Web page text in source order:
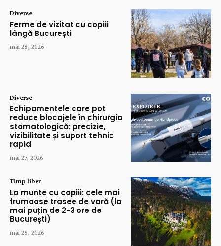
Diverse
Ferme de vizitat cu copiii
lângă București
mai 28, 2026
Diverse
Echipamentele care pot
reduce blocajele în chirurgia
stomatologică: precizie,
vizibilitate și suport tehnic
rapid
mai 27, 2026
Timp liber
La munte cu copiii: cele mai
frumoase trasee de vară (la
mai puțin de 2-3 ore de
București)
mai 25, 2026